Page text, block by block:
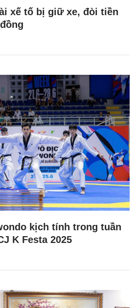
xế tố bị giữ xe, đòi tiền
kịch tính trong tuần
K Festa 2025